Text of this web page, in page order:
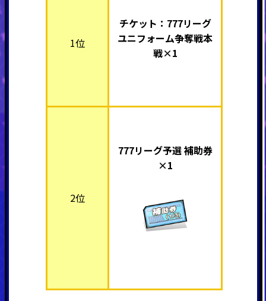
1位
チケット：777リーグ
ユニフォーム争奪戦本
戦×1
2位
777リーグ予選 補助券
×1